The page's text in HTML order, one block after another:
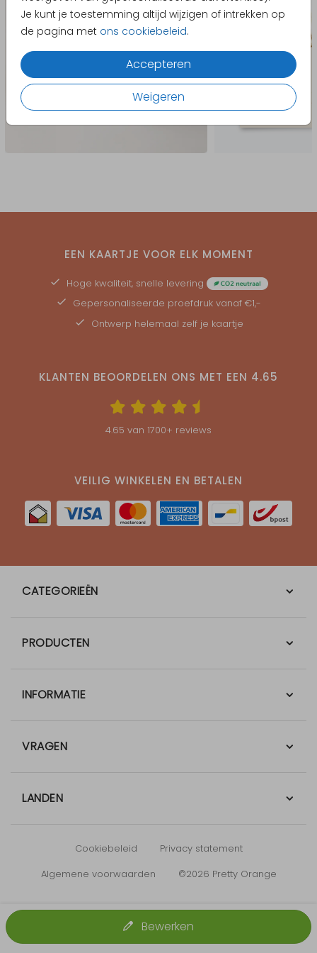
Je kunt je toestemming altijd wijzigen of intrekken op
de pagina met ons cookiebeleid.
Accepteren
Weigeren
Bewerken
EEN KAARTJE VOOR ELK MOMENT
Hoge kwaliteit, snelle levering
Gepersonaliseerde proefdruk vanaf €1,-
Ontwerp helemaal zelf je kaartje
KLANTEN BEOORDELEN ONS MET EEN 4.65
4.65 van 1700+ reviews
VEILIG WINKELEN EN BETALEN
CATEGORIEËN
PRODUCTEN
INFORMATIE
VRAGEN
LANDEN
Cookiebeleid
Privacy statement
Algemene voorwaarden
©2026 Pretty Orange